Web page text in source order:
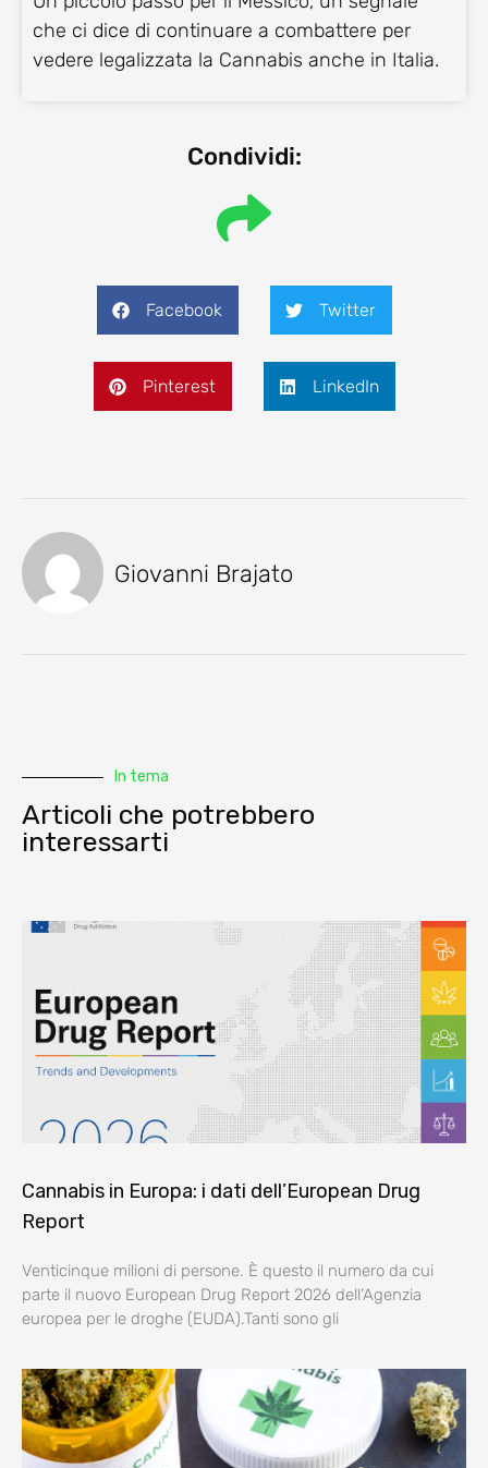
che ci dice di continuare a combattere per
vedere legalizzata la Cannabis anche in Italia.
Condividi:
Facebook Twitter
Pinterest LinkedIn
Giovanni Brajato
In tema
Articoli che potrebbero
interessarti
Cannabis in Europa: i dati dell’European Drug
Report
Venticinque milioni di persone. È questo il numero da cui
parte il nuovo European Drug Report 2026 dell’Agenzia
europea per le droghe (EUDA).Tanti sono gli